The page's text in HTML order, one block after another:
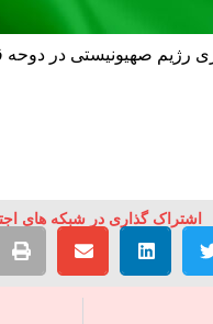
رژیم صهیونیستی در
اشتراک گذاری در شبکه های